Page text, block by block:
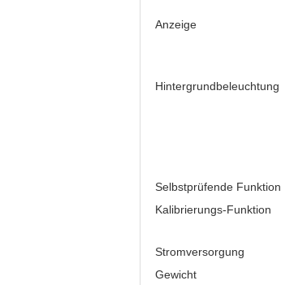
Anzeige
Hintergrundbeleuchtung
Selbstprüfende Funktion
Kalibrierungs-Funktion
Stromversorgung
Gewicht